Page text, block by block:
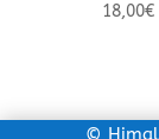
18,00€
©